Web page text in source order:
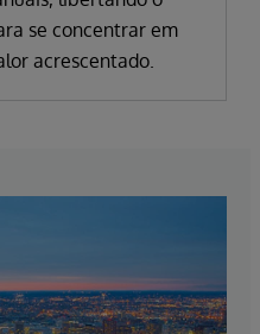
se concentrar em
acrescentado.